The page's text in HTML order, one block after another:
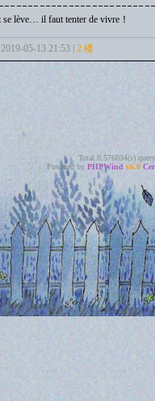
se lève… il faut tenter de vivre！
2019-05-13 21:53 | 2 楼
Total 0.576034(s)
Powered by PHPWind v6.0